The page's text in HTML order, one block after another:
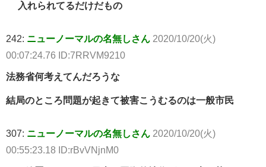
入れられてるだけだもの
242: ニューノーマルの名無しさん 2020/10/20(火)
00:07:24.76 ID:7RRVM9210
法務省何考えてんだろうな
結局のところ問題が起きて被害こうむるのは一般市民
307: ニューノーマルの名無しさん 2020/10/20(火)
00:55:23.18 ID:rBvVNjnM0